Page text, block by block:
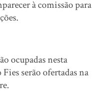
à comissão para
ocupadas nesta
serão ofertadas na